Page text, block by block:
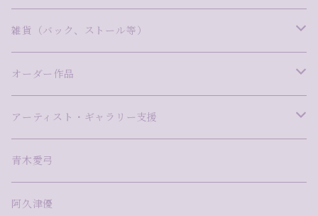
今泉敦子
NaNaHa
松本健二
漆
久保万理子
網なおき
モザイク
小林真理江
切り絵
河野耕平
藤田えみ
飯村わかな
ステンドグラス
尾崎雅子
木彫
阿久津優
デジタル×立体
森田悠揮
mixed media
TAKU NISHIMURA
鋳金
Pink Giraffe（ピンクジラフ）
雑貨（バック、ストール等）
バック
ストール
オーダー作品
Pink-Giraffe
アーティスト・ギャラリー支援
アーティスト・ギャラリー支援
青木愛弓
阿久津優